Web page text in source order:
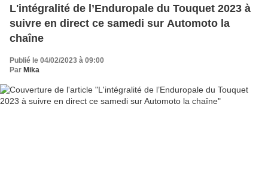
L'intégralité de l’Enduropale du Touquet 2023 à
suivre en direct ce samedi sur Automoto la
chaîne
Publié le 04/02/2023 à 09:00
Par Mika